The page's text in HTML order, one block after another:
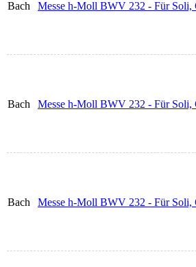
Bach Messe h-Moll BWV 232 - Für Soli,
Bach Messe h-Moll BWV 232 - Für Soli,
Bach Messe h-Moll BWV 232 - Für Soli,